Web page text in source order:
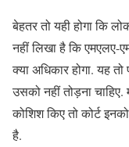
बेहतर तो यही होगा कि
नहीं लिखा है कि एमएलए-
क्या अधिकार होगा. यह
उसको नहीं तोड़ना
कोशिश किए तो कोर्ट
है.